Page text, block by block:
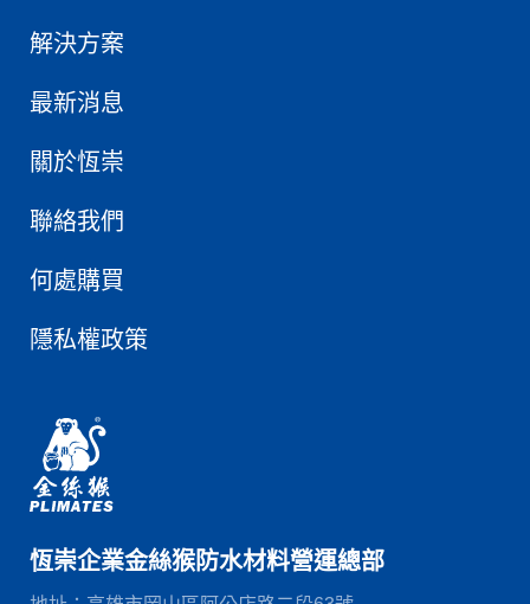
解決方案
最新消息
關於恆崇
聯絡我們
何處購買
隱私權政策
恆崇企業金絲猴防水材料營運總部